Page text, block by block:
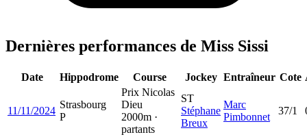
Dernières performances de Miss Sissi
Date Hippodrome Course Jockey Entraîneur Cote
11/11/2024
Strasbourg
P
Prix Nicolas
Dieu
2000m ·
partants
ST
Stéphane
Breux
Marc
Pimbonnet
37/1